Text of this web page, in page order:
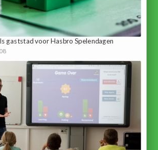
gaststad voor Hasbro Spelendagen